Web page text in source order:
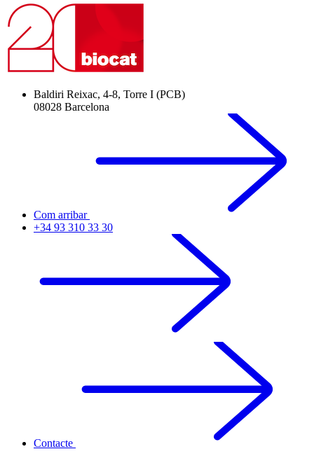
Baldiri Reixac, 4-8, Torre I (PCB)
08028 Barcelona
Com arribar
+34 93 310 33 30
Contacte